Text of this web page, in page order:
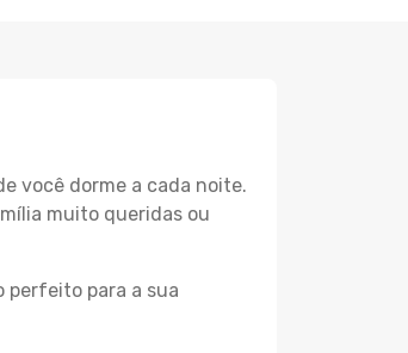
você dorme a cada noite.
muito queridas ou
perfeito para a sua